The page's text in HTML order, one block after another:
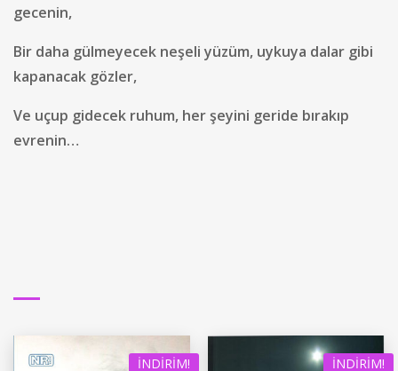
gecenin,
Bir daha gülmeyecek neşeli yüzüm, uykuya dalar gibi
kapanacak gözler,
Ve uçup gidecek ruhum, her şeyini geride bırakıp
evrenin…
İNDIRIM! İNDIRIM!